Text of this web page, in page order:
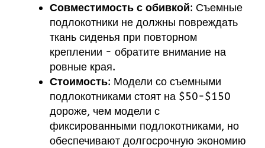
Совместимость с обивкой: Съемные
подлокотники не должны повреждать
ткань сиденья при повторном
креплении - обратите внимание на
ровные края.
Стоимость: Модели со съемными
подлокотниками стоят на $50-$150
дороже, чем модели с
фиксированными подлокотниками, но
обеспечивают долгосрочную экономию